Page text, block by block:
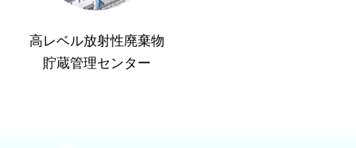
高レベル放射性廃棄物
貯蔵管理センター